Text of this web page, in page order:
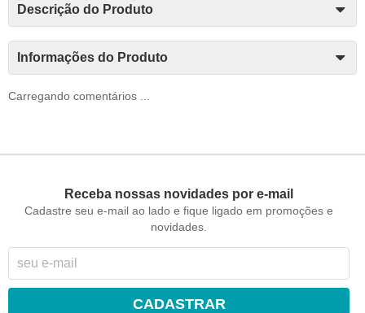
Descrição do Produto
Informações do Produto
Carregando comentários ...
Receba nossas novidades por e-mail
Cadastre seu e-mail ao lado e fique ligado em promoções e
novidades.
CADASTRAR